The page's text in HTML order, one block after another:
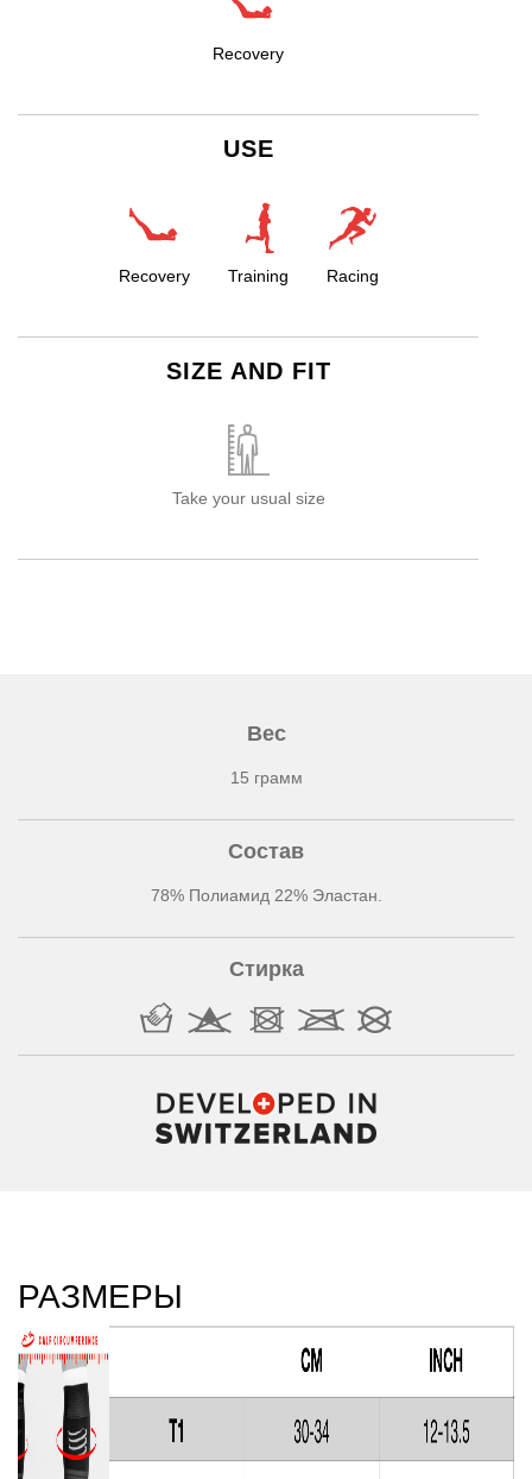
Recovery
USE
Recovery Training Racing
SIZE AND FIT
Take your usual size
Вес
15 грамм
Состав
78% Полиамид 22% Эластан.
Стирка
РАЗМЕРЫ